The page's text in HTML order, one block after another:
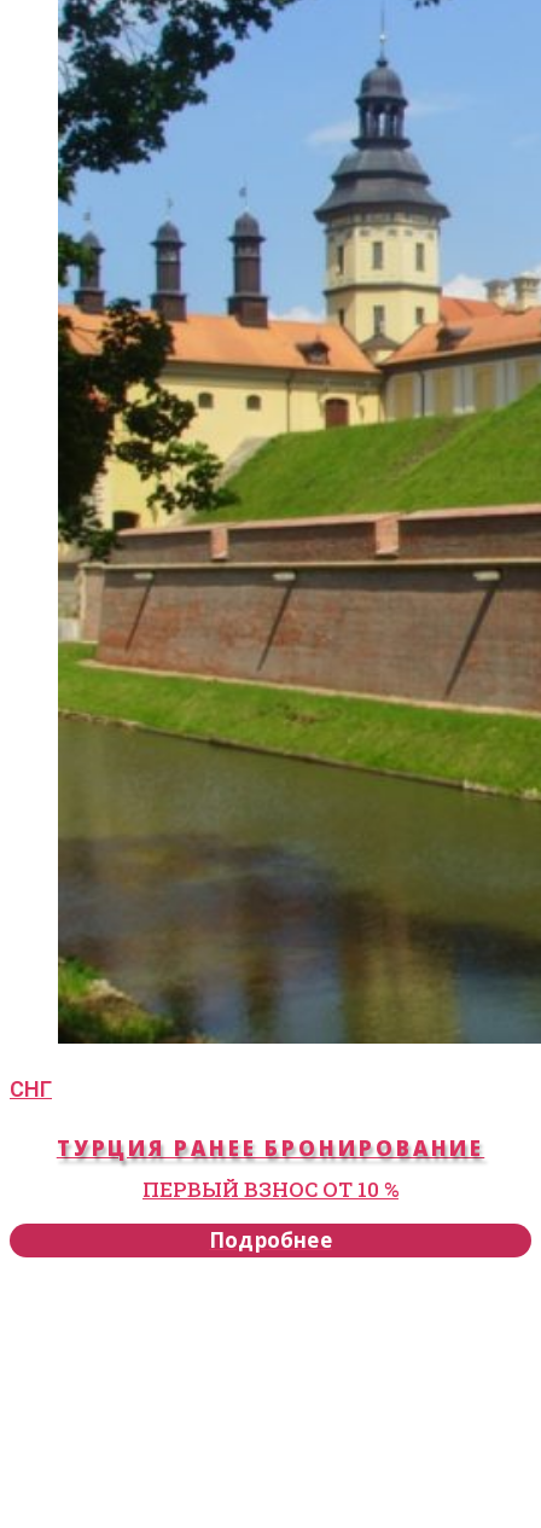
СНГ
ТУРЦИЯ РАНЕЕ БРОНИРОВАНИЕ
ПЕРВЫЙ ВЗНОС ОТ 10 %
Подробнее